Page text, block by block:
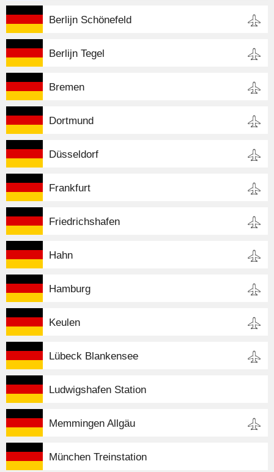
Berlijn Schönefeld
Berlijn Tegel
Bremen
Dortmund
Düsseldorf
Frankfurt
Friedrichshafen
Hahn
Hamburg
Keulen
Lübeck Blankensee
Ludwigshafen Station
Memmingen Allgäu
München Treinstation